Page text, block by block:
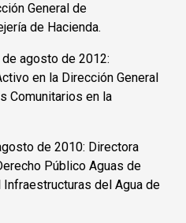
General de
de Hacienda.
agosto de 2012:
en la Dirección General
Comunitarios en la
de 2010: Directora
Público Aguas de
del Agua de